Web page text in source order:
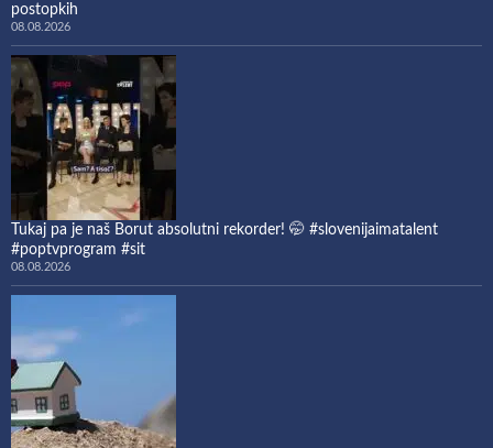
postopkih
08.08.2026
Tukaj pa je naš Borut absolutni rekorder! 🤭 #slovenijaimatalent
#poptvprogram #sit
08.08.2026